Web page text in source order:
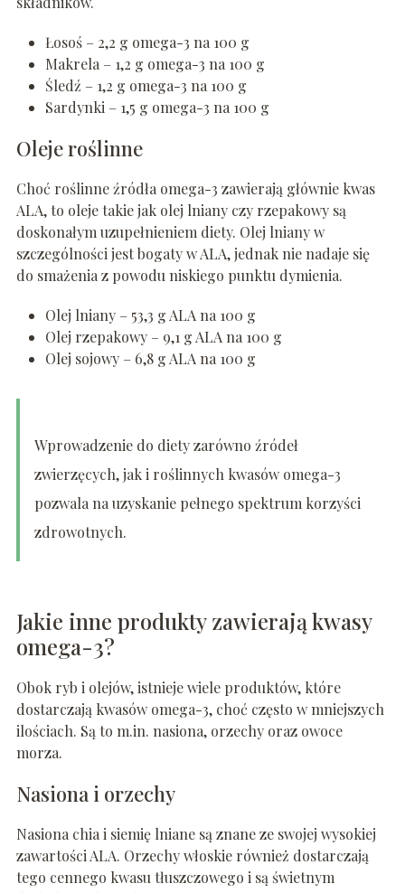
Łosoś – 2,2 g omega-3 na 100 g
Makrela – 1,2 g omega-3 na 100 g
Śledź – 1,2 g omega-3 na 100 g
Sardynki – 1,5 g omega-3 na 100 g
Oleje roślinne
Choć roślinne źródła omega-3 zawierają głównie kwas
ALA, to oleje takie jak olej lniany czy rzepakowy są
doskonałym uzupełnieniem diety. Olej lniany w
szczególności jest bogaty w ALA, jednak nie nadaje się
do smażenia z powodu niskiego punktu dymienia.
Olej lniany – 53,3 g ALA na 100 g
Olej rzepakowy – 9,1 g ALA na 100 g
Olej sojowy – 6,8 g ALA na 100 g
Wprowadzenie do diety zarówno źródeł
zwierzęcych, jak i roślinnych kwasów omega-3
pozwala na uzyskanie pełnego spektrum korzyści
zdrowotnych.
Jakie inne produkty zawierają kwasy
omega-3?
Obok ryb i olejów, istnieje wiele produktów, które
dostarczają kwasów omega-3, choć często w mniejszych
ilościach. Są to m.in. nasiona, orzechy oraz owoce
morza.
Nasiona i orzechy
Nasiona chia i siemię lniane są znane ze swojej wysokiej
zawartości ALA. Orzechy włoskie również dostarczają
tego cennego kwasu tłuszczowego i są świetnym